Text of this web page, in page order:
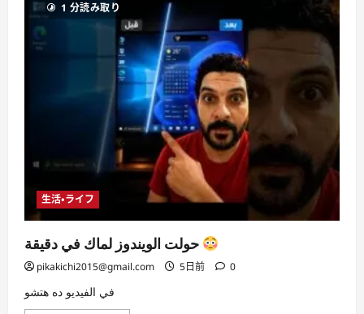
app
with
AI
voice
cloning
に
つ
い
て
さ
ら
に
読
む
1 分読み取り
生活・ライフ
pikakichi2015@gmail.com 5日前 0
في الفيديو ده هتشو